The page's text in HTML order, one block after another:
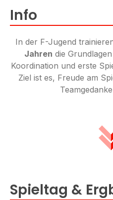
Info
In der F-Jugend
Jahren die
Koordination und erste
Ziel ist es, Freude am
Spieltag &